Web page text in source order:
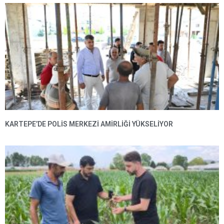
KARTEPE’DE POLIS MERKEZI AMIRLIĞI YÜKSELIYOR